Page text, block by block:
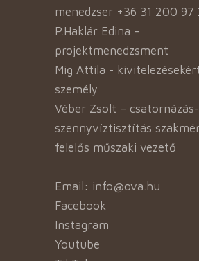
menedzser +36 31 200 97
P.Haklár Edina –
projektmenedzsment
Mig Attila -
személy
Véber Zsolt – csatornázás-
szennyvíztisztítás
felelős műszaki vezető
Email: info@ova.hu
Facebook
Instagram
Youtube